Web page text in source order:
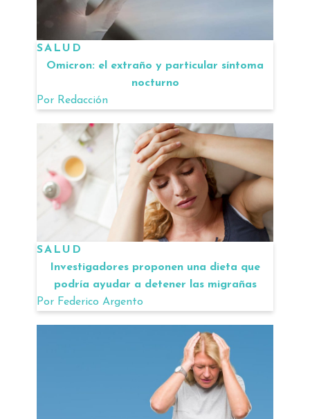
SALUD
Omicron: el extraño y particular síntoma
nocturno
Por Redacción
SALUD
Investigadores proponen una dieta que
podría ayudar a detener las migrañas
Por Federico Argento